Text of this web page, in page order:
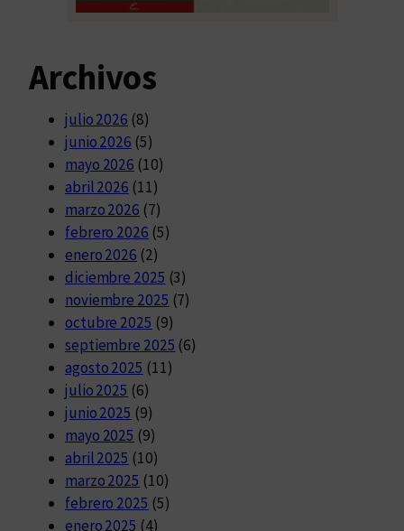
Archivos
julio 2026 (8)
junio 2026 (5)
mayo 2026 (10)
abril 2026 (11)
marzo 2026 (7)
febrero 2026 (5)
enero 2026 (2)
diciembre 2025 (3)
noviembre 2025 (7)
octubre 2025 (9)
septiembre 2025 (6)
agosto 2025 (11)
julio 2025 (6)
junio 2025 (9)
mayo 2025 (9)
abril 2025 (10)
marzo 2025 (10)
febrero 2025 (5)
enero 2025 (4)